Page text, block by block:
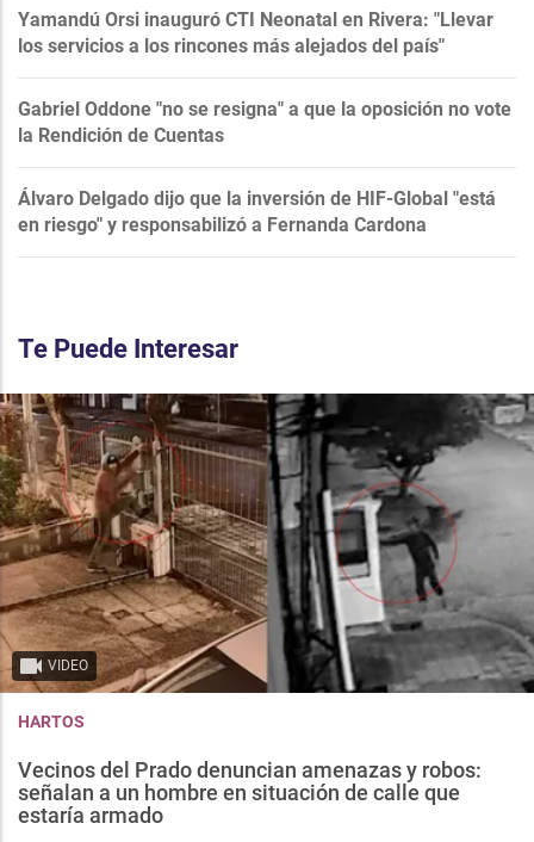
Yamandú Orsi inauguró CTI Neonatal en Rivera: "Llevar
los servicios a los rincones más alejados del país"
Gabriel Oddone "no se resigna" a que la oposición no vote
la Rendición de Cuentas
Álvaro Delgado dijo que la inversión de HIF-Global "está
en riesgo" y responsabilizó a Fernanda Cardona
Te Puede Interesar
VIDEO
HARTOS
Vecinos del Prado denuncian amenazas y robos:
señalan a un hombre en situación de calle que
estaría armado